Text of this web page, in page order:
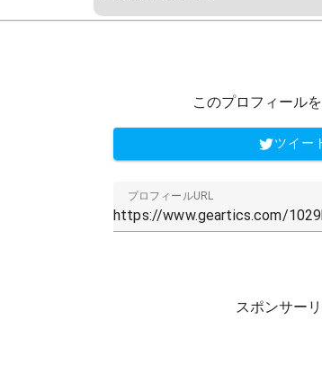
このプロフィール
ツイー
プロフィールURL
スポンサー